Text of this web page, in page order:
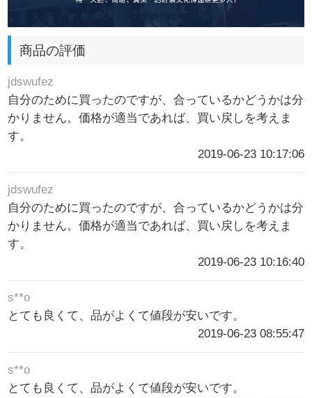
商品の評価
jdswufez
自分のために買ったのですが、合っているかどうかは分
かりません。価格が適当であれば、買い戻しを考えま
す。
2019-06-23 10:17:06
jdswufez
自分のために買ったのですが、合っているかどうかは分
かりません。価格が適当であれば、買い戻しを考えま
す。
2019-06-23 10:16:40
s**o
とても良くて、品がよくて値段が安いです。
2019-06-23 08:55:47
s**o
とても良くて、品がよくて値段が安いです。